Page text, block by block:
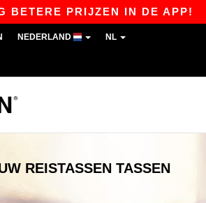
PRIJZEN IN DE APP! |
NEDERLAND NL
REISTASSEN TASSEN